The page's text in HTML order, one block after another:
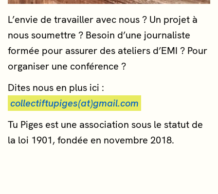
L’envie de travailler avec nous ? Un projet à
nous soumettre ? Besoin d’une journaliste
formée pour assurer des ateliers d’EMI ? Pour
organiser une conférence ?
Dites nous en plus ici :
collectiftupiges(at)gmail.com
Tu Piges est une association sous le statut de
la loi 1901, fondée en novembre 2018.